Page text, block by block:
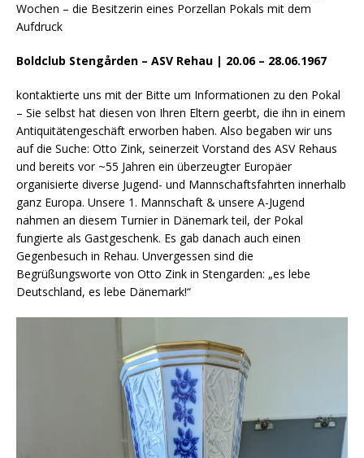
Wochen – die Besitzerin eines Porzellan Pokals mit dem
Aufdruck
Boldclub Stengården – ASV Rehau | 20.06 – 28.06.1967
kontaktierte uns mit der Bitte um Informationen zu den Pokal
– Sie selbst hat diesen von Ihren Eltern geerbt, die ihn in einem
Antiquitätengeschäft erworben haben. Also begaben wir uns
auf die Suche: Otto Zink, seinerzeit Vorstand des ASV Rehaus
und bereits vor ~55 Jahren ein überzeugter Europäer
organisierte diverse Jugend- und Mannschaftsfahrten innerhalb
ganz Europa. Unsere 1. Mannschaft & unsere A-Jugend
nahmen an diesem Turnier in Dänemark teil, der Pokal
fungierte als Gastgeschenk. Es gab danach auch einen
Gegenbesuch in Rehau. Unvergessen sind die
Begrüßungsworte von Otto Zink in Stengarden: „es lebe
Deutschland, es lebe Dänemark!“